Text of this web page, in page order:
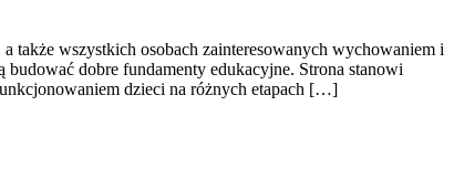
także wszystkich osobach zainteresowanych wychowaniem i
dobre fundamenty edukacyjne. Strona stanowi
dzieci na różnych etapach […]